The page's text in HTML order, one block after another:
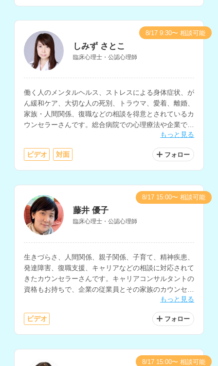
しみず さとこ
臨床心理士・公認心理師
働く人のメンタルヘルス、ストレスによる身体症状、が
ん緩和ケア、大切な人の死別、トラウマ、愛着、離婚、
家族・人間関係、復職などの相談を得意とされているカ
ウンセラーさんです。総合病院での心理療法や企業での
従業員向け支援プログラム（EAP）など、20年以上の
心理支援経験をお持ちです。
もっと見る
ビデオ 対面 フォロー
8/17 9:30〜 相談可能
藤井 優子
臨床心理士・公認心理師
生きづらさ、人間関係、親子関係、子育て、精神疾患、
発達障害、復職支援、キャリアなどの相談に対応されて
きたカウンセラーさんです。キャリアコンサルタントの
資格もお持ちで、企業の従業員とその家族のカウンセリ
ングや、メンタルクリニックでのカウンセリング・心理
もっと見る
ビデオ フォロー
8/17 15:00〜 相談可能
8/17 15:00〜 相談可能